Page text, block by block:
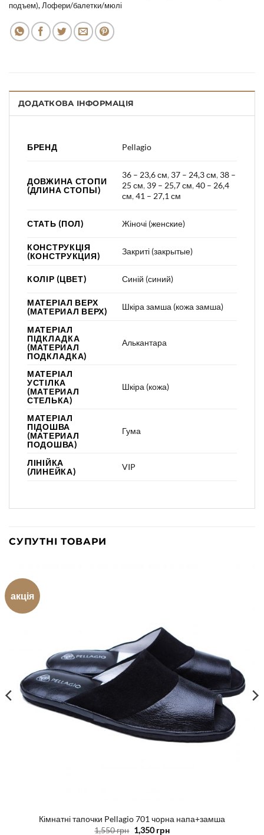
подъем),Лофери/балетки/мюлі
ДОДАТКОВА ІНФОРМАЦІЯ
БРЕНД Pellagio
ДОВЖИНА СТОПИ
(ДЛИНА СТОПЫ)
36 – 23,6 см, 37 – 24,3 см, 38 –
25 см, 39 – 25,7 см,40 – 26,4
см,41 – 27,1 см
СТАТЬ (ПОЛ) Жіночі (женские)
КОНСТРУКЦІЯ
(КОНСТРУКЦИЯ)
Закриті (закрытые)
КОЛІР (ЦВЕТ) Синій (синий)
МАТЕРІАЛ ВЕРХ
(МАТЕРИАЛ ВЕРХ)
Шкіра замша (кожа замша)
МАТЕРІАЛ
ПІДКЛАДКА
(МАТЕРИАЛ
ПОДКЛАДКА)
Алькантара
МАТЕРІАЛ
УСТІЛКА
(МАТЕРИАЛ
СТЕЛЬКА)
Шкіра (кожа)
МАТЕРІАЛ
ПІДОШВА
(МАТЕРИАЛ
ПОДОШВА)
Гума
ЛІНІЙКА
(ЛИНЕЙКА)
VIP
СУПУТНІ ТОВАРИ
акція
Кімнатні тапочки Pellagio 701 чорна напа+замша
1,550грн Оригінальна
1,350грнПоточна